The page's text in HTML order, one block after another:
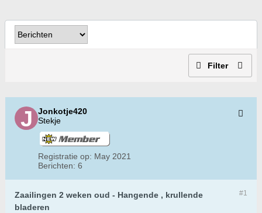
Filter
Jonkotje420
Stekje
Registratie op: May 2021
Berichten: 6
#1
Zaailingen 2 weken oud - Hangende , krullende
bladeren